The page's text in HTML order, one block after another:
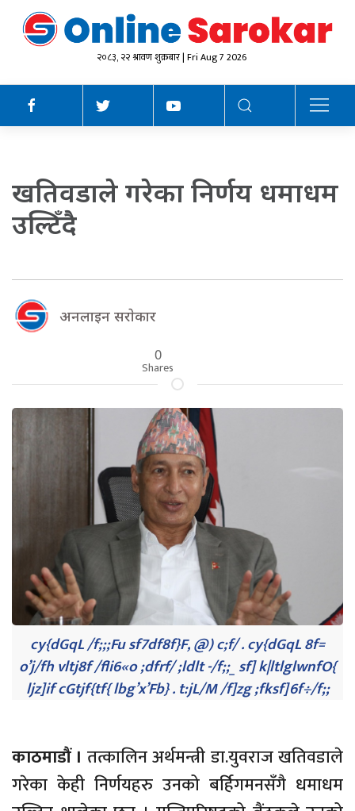
२०८३, २२ श्रावण शुक्रबार | Fri Aug 7 2026
खतिवडाले गरेका निर्णय धमाधम
उल्टिँदै
अनलाइन सराेकार
0
Shares
cy{dGqL /f;;;Fu sf7df8f}F, @) c;f/ . cy{dGqL 8f=
o’j/fh vltj8f /fli6«o ;dfrf/ ;ldlt -/f;;_ sf] k|ltlglwnfO{
ljz]if cGtjf{tf{ lbg’x’Fb} . t:jL/M /f]zg ;fksf]6f÷/f;;
काठमाडौं । तत्कालिन अर्थमन्त्री डा.युवराज खतिवडाले
गरेका केही निर्णयहरु उनको बर्हिगमनसँगै धमाधम